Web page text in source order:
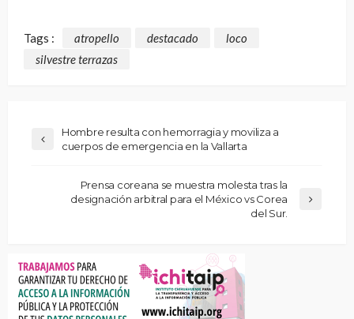
Tags : atropello destacado
loco
silvestre terrazas
Hombre resulta con hemorragia y moviliza a
cuerpos de emergencia en la Vallarta
Prensa coreana se muestra molesta tras la
designación arbitral para el México vs Corea
del Sur.